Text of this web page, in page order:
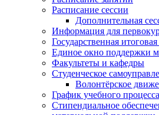
Расписание сессии
Дополнительная
Информация для
Государственная
Единое окно поддержки
Факультеты и кафедры
Студенческое
Волонтёрское
График учебного процесса
Стипендиальное